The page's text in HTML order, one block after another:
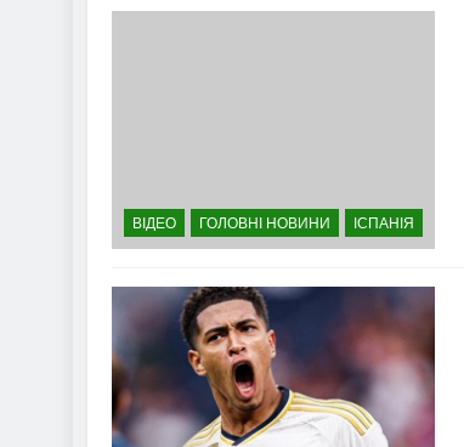
ВІДЕО ГОЛОВНІ НОВИНИ ІСПАНІЯ